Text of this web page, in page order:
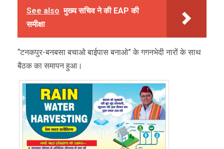
See also मुख्य सचिव ने की EAP की
समीक्षा
“टनकपुर-बनबसा बचाओ बाईपास बनाओ” के गगनभेदी नारों के साथ
बैठक का समापन हुआ।